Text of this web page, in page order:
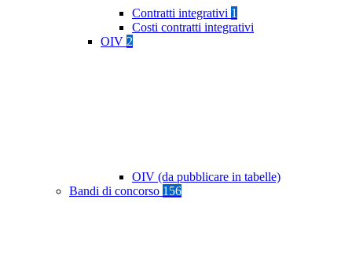
Contratti integrativi 1
Costi contratti integrativi
OIV 2
OIV (da pubblicare in tabelle)
Bandi di concorso 156